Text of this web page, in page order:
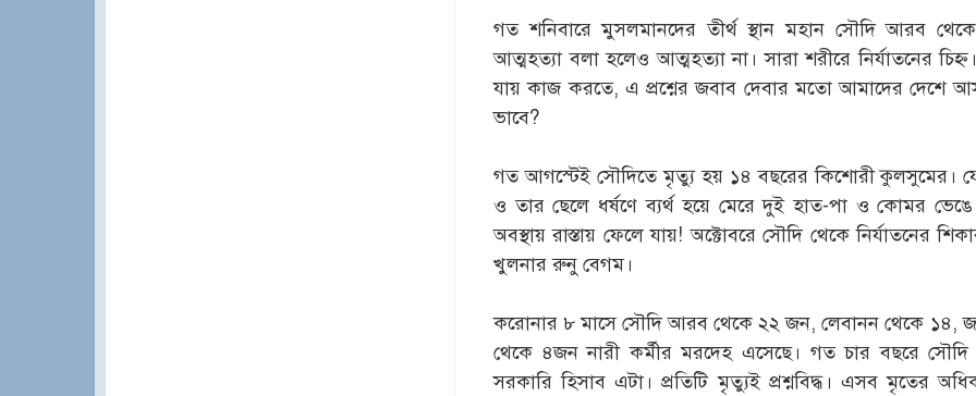
গত শনিবারে মুসলমানদের তীর্থ স্থান মহান সৌদি আরব
আত্মহত্যা বলা হলেও আত্মহত্যা না। সারা শরীরে নির্যাতনের
যায় কাজ করতে, এ প্রশ্নের জবাব দেবার মতো আমাদের দেশে
ভাবে?
গত আগস্টেই সৌদিতে মৃত্যু হয় ১৪ বছরের কিশোরী কুলসুমের।
ও তার ছেলে ধর্ষণে ব্যর্থ হয়ে মেরে দুই হাত-পা ও কোমর
অবস্থায় রাস্তায় ফেলে যায়! অক্টোবরে সৌদি থেকে নির্যাতনের
খুলনার রুনু বেগম।
করোনার ৮ মাসে সৌদি আরব থেকে ২২ জন, লেবানন থেকে ১৪,
থেকে ৪জন নারী কর্মীর মরদেহ এসেছে। গত চার বছরে
সরকারি হিসাব এটা। প্রতিটি মৃত্যুই প্রশ্নবিদ্ধ। এসব মৃতের